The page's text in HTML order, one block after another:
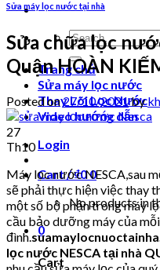
Search
for:
Trang chủ
Sửa máy lọc nước
Thay Lõi Lọc Nước
Video hướng dẫn
Login
Cart /₫00
No products in
0
Cart
Sửa máy lọc nước tại nhà
Sửa chữa lọc
Quận HOÀN
Posted on27/10/2021by
27
Th10
Máy lọc nước NESCA,sau
sẽ phải thực hiện việc thay
một số bộ phận trong máy
cầu bảo dưỡng máy của
đình.
lọc nước NESCA tại nhà